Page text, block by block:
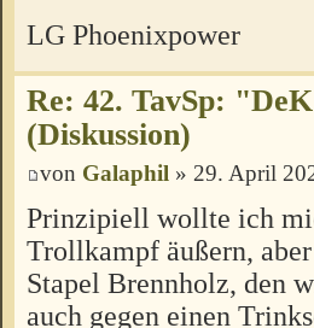
LG Phoenixpower
Re: 42. TavSp:
(Diskussion)
von Galaphil » 29. April
Prinzipiell wollte ich
Trollkampf äußern,
Stapel Brennholz, den
auch gegen einen